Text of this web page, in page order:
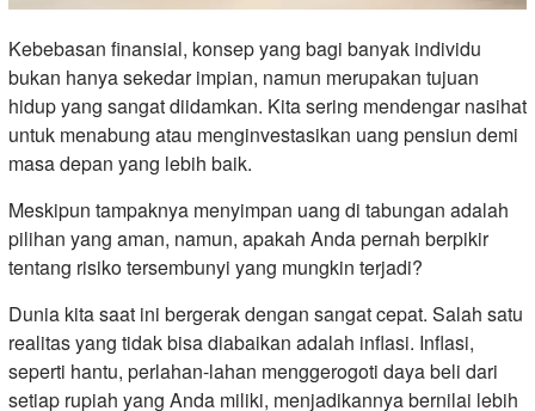
Kebebasan finansial, konsep yang bagi banyak individu
bukan hanya sekedar impian, namun merupakan tujuan
hidup yang sangat diidamkan. Kita sering mendengar nasihat
untuk menabung atau menginvestasikan uang pensiun demi
masa depan yang lebih baik.
Meskipun tampaknya menyimpan uang di tabungan adalah
pilihan yang aman, namun, apakah Anda pernah berpikir
tentang risiko tersembunyi yang mungkin terjadi?
Dunia kita saat ini bergerak dengan sangat cepat. Salah satu
realitas yang tidak bisa diabaikan adalah inflasi. Inflasi,
seperti hantu, perlahan-lahan menggerogoti daya beli dari
setiap rupiah yang Anda miliki, menjadikannya bernilai lebih